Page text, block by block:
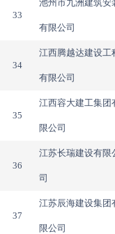
33
池州市九洲建筑安
有限公司
34
江西腾越达建设工
有限公司
35
江西容大建工集团
限公司
36
江苏长瑞建设有限
司
37
江苏辰海建设集团
限公司